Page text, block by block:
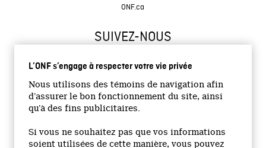
L’ONF s’engage à respecter votre vie privée
Nous utilisons des témoins de navigation afin
d’assurer le bon fonctionnement du site, ainsi
qu’à des fins publicitaires.
Si vous ne souhaitez pas que vos informations
soient utilisées de cette manière, vous pouvez
ONF.ca
SUIVEZ-NOUS
Site institutionnel